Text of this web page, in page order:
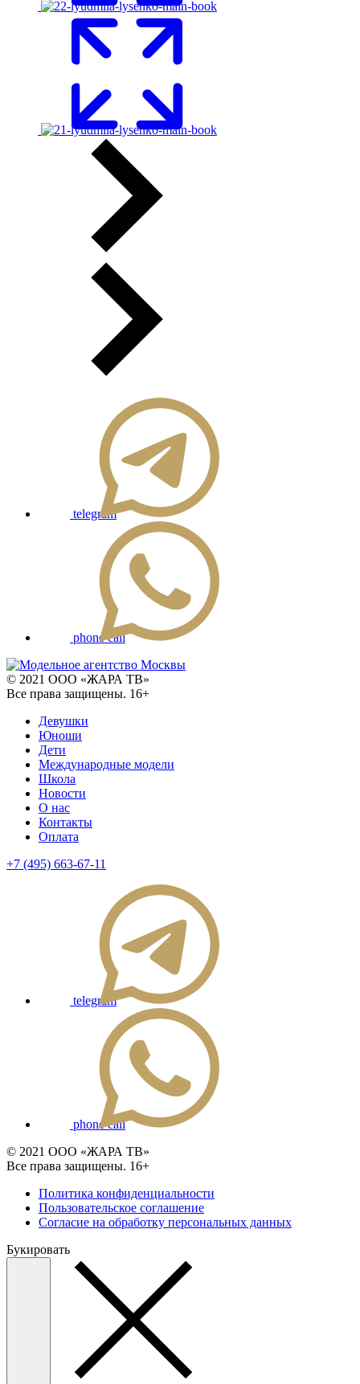
telegram
phone call
© 2021 ООО «ЖАРА ТВ»
Все права защищены. 16+
Девушки
Юноши
Дети
Международные модели
Школа
Новости
О нас
Контакты
Оплата
+7 (495) 663-67-11
telegram
phone call
© 2021 ООО «ЖАРА ТВ»
Все права защищены. 16+
Политика конфиденциальности
Пользовательское соглашение
Согласие на обработку персональных данных
Букировать